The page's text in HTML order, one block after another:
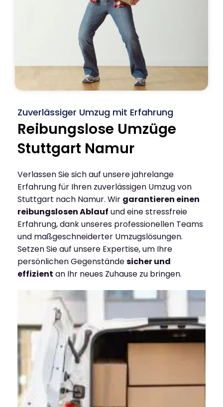
Zuverlässiger Umzug mit Erfahrung
Reibungslose Umzüge
Stuttgart Namur
Verlassen Sie sich auf unsere jahrelange
Erfahrung für Ihren zuverlässigen Umzug von
Stuttgart nach Namur. Wir garantieren einen
reibungslosen Ablauf und eine stressfreie
Erfahrung, dank unseres professionellen Teams
und maßgeschneiderter Umzugslösungen.
Setzen Sie auf unsere Expertise, um Ihre
persönlichen Gegenständesicher und
effizient an Ihr neues Zuhause zu bringen.